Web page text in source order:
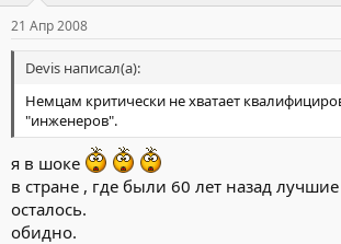
21 Апр 2008
Devis написал(а):
Немцам критически не хватает
"инженеров".
я в шоке
в стране , где были 60 лет назад
осталось.
обидно.